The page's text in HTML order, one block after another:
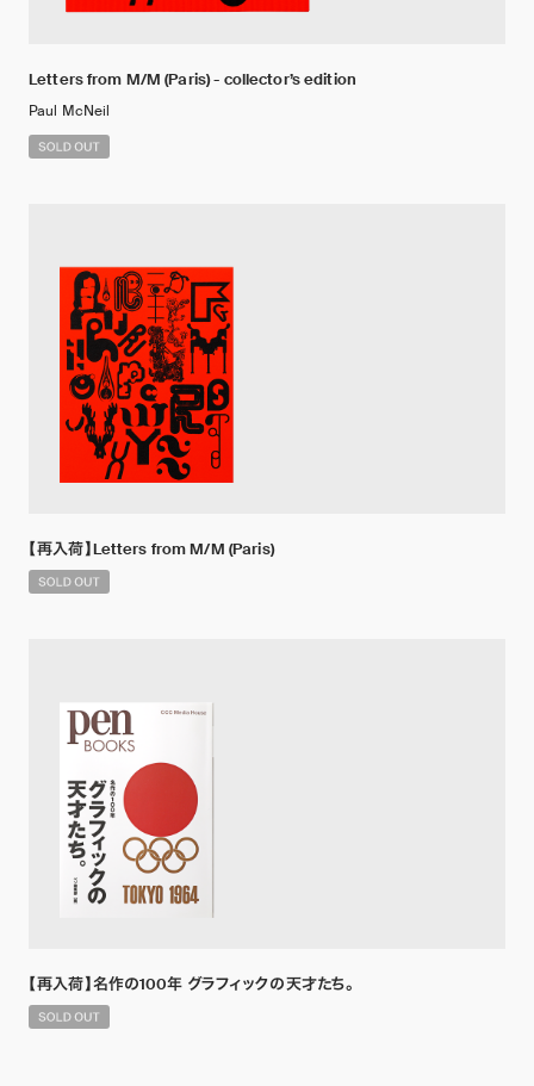
Letters from M/M (Paris) - collector’s edition
Paul McNeil
【再入荷】Letters from M/M (Paris)
【再入荷】名作の100年 グラフィックの天才たち。